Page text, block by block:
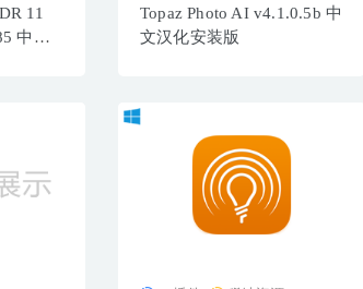
11
中文
Topaz Photo AI v4.1.0.5b 中
文汉化安装版